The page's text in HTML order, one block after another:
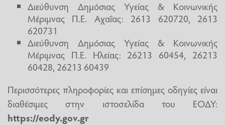
Διεύθυνση Δημόσιας Υγείας & Κοινωνικής
Μέριμνας Π.Ε. Αχαΐας: 2613 620720, 2613
620731
Διεύθυνση Δημόσιας Υγείας & Κοινωνικής
Μέριμνας Π.Ε. Ηλείας: 26213 60454, 26213
60428, 26213 60439
Περισσότερες πληροφορίες και επίσημες οδηγίες είναι
διαθέσιμες στην ιστοσελίδα του ΕΟΔΥ:
https://eody.gov.gr